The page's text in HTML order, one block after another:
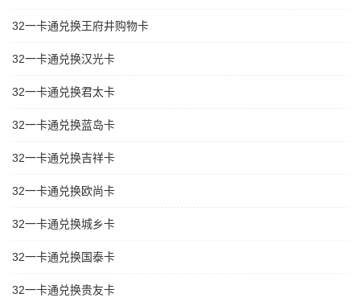
32一卡通兑换王府井购物卡
32一卡通兑换汉光卡
32一卡通兑换君太卡
32一卡通兑换蓝岛卡
32一卡通兑换吉祥卡
32一卡通兑换欧尚卡
32一卡通兑换城乡卡
32一卡通兑换国泰卡
32一卡通兑换贵友卡